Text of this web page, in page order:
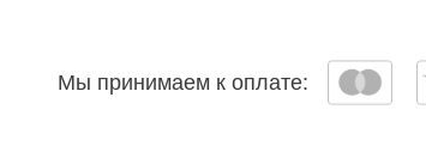
Мы принимаем к оплате: